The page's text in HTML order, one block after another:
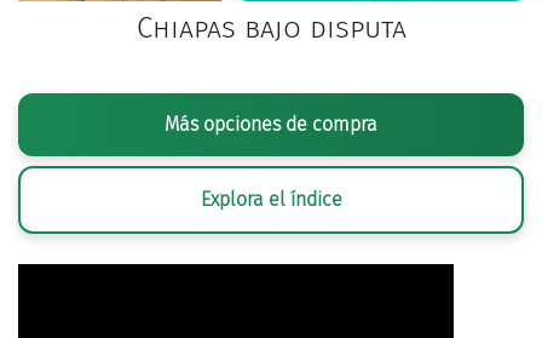
Chiapas bajo disputa
Más opciones de compra
Explora el índice